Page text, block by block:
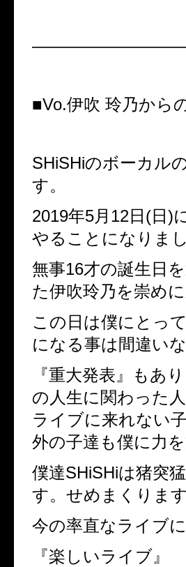
■Vo.伊吹 玲乃から
SHiSHiのボーカル
す。
2019年5月12日(日)
やることになりまし
無事16才の誕生日
た伊吹玲乃を崇めに
この日は僕にとっ
になる事は間違いな
『重大発表』もあ
の人生に関わった
ライブに来れない
外の子達も僕に力
僕達SHiSHiは猪突
す。せめまくります
今の率直なライブ
『楽しいライブ』